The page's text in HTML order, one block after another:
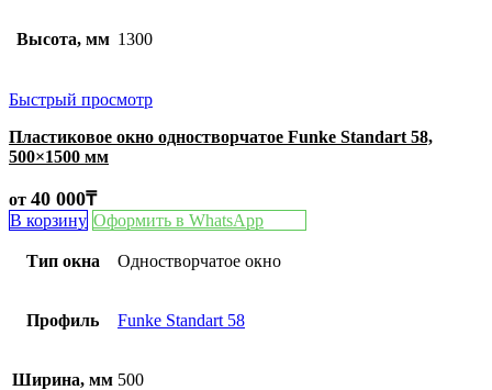
Высота, мм 1300
Быстрый просмотр
Пластиковое окно одностворчатое Funke Standart 58,
500×1500 мм
от 40 000₸
В корзину Оформить в WhatsApp
Тип окна Одностворчатое окно
Профиль Funke Standart 58
Ширина, мм 500